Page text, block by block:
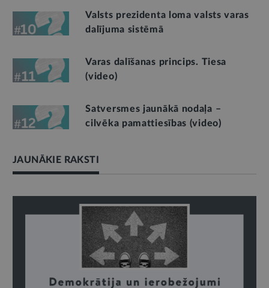
Valsts prezidenta loma valsts varas
dalījuma sistēmā
Varas dalīšanas princips. Tiesa
(video)
Satversmes jaunākā nodaļa –
cilvēka pamattiesības (video)
JAUNĀKIE RAKSTI